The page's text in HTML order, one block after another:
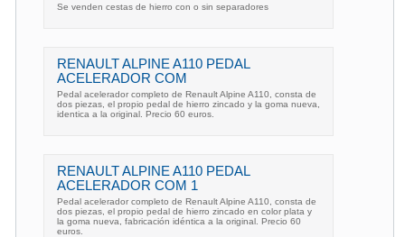
Se venden cestas de hierro con o sin separadores
RENAULT ALPINE A110 PEDAL
ACELERADOR COM
Pedal acelerador completo de Renault Alpine A110, consta de
dos piezas, el propio pedal de hierro zincado y la goma nueva,
identica a la original. Precio 60 euros.
RENAULT ALPINE A110 PEDAL
ACELERADOR COM 1
Pedal acelerador completo de Renault Alpine A110, consta de
dos piezas, el propio pedal de hierro zincado en color plata y
la goma nueva, fabricación idéntica a la original. Precio 60
euros.